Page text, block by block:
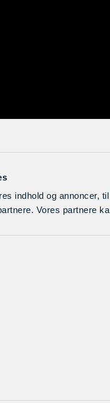
indhold og annoncer,
Vores partnere